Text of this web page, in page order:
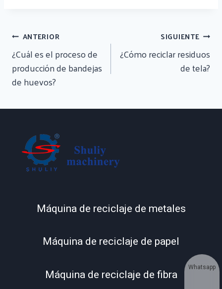
Navegación
De
Entradas
ANTERIOR
¿Cuál es el proceso de
producción de bandejas
de huevos?
SIGUIENTE
¿Cómo reciclar residuos
de tela?
Máquina de reciclaje de metales
Máquina de reciclaje de papel
Máquina de reciclaje de fibra
Whatsapp